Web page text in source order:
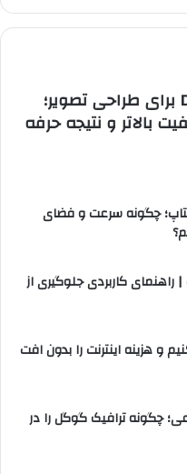
مقایسه Midjourney با DALL·E برای طراحی تصویر؛
بالاتر و نتیجه حرفه
چگونه سرعت و فضای
کاربردی جلوگیری از
و هزینه اینترنت را بدون افت
چگونه ترافیک گوگل را در